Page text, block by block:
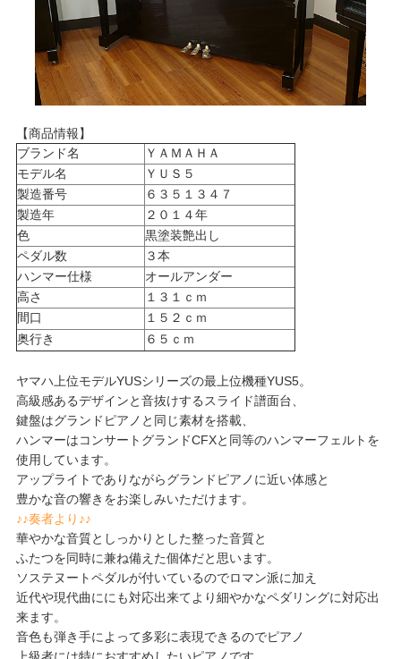
【商品情報】
ブランド名
ＹＡＭＡＨＡ
モデル名
ＹＵＳ５
製造番号
６３５１３４７
製造年
２０１４年
色
黒塗装艶出し
ペダル数
３本
ハンマー仕様
オールアンダー
高さ
１３１ｃｍ
間口
１５２ｃｍ
奥行き
６５ｃｍ
ヤマハ上位モデルYUSシリーズの最上位機種YUS5。
高級感あるデザインと音抜けするスライド譜面台、
鍵盤はグランドピアノと同じ素材を搭載、
ハンマーはコンサートグランドCFXと同等のハンマーフェルトを
使用しています。
アップライトでありながらグランドピアノに近い体感と
豊かな音の響きをお楽しみいただけます。
♪♪奏者より♪♪
華やかな音質としっかりとした整った音質と
ふたつを同時に兼ね備えた個体だと思います。
ソステヌートペダルが付いているのでロマン派に加え
近代や現代曲ににも対応出来てより細やかなペダリングに対応出
来ます。
音色も弾き手によって多彩に表現できるのでピアノ
上級者には特におすすめしたいピアノです。